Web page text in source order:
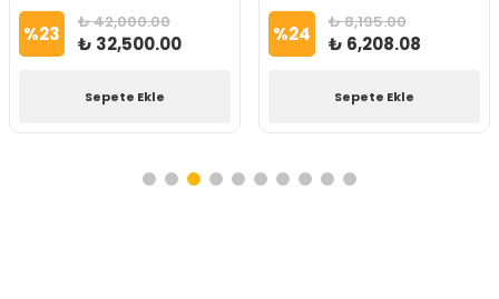
%23 ₺ 42,000.00
₺ 32,500.00
Sepete Ekle
%24 ₺ 8,195.00
₺ 6,208.08
Sepete Ekle